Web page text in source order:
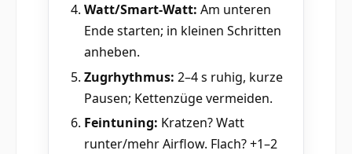
Watt/Smart-Watt: Am unteren
Ende starten; in kleinen Schritten
anheben.
Zugrhythmus: 2–4 s ruhig, kurze
Pausen; Kettenzüge vermeiden.
Feintuning: Kratzen? Watt
runter/mehr Airflow. Flach? +1–2